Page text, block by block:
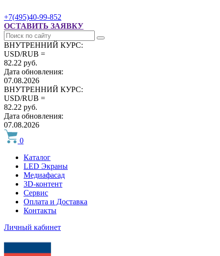
+7(495)40-99-852
ОСТАВИТЬ ЗАЯВКУ
ВНУТРЕННИЙ КУРС:
USD/RUB =
82.22 руб.
Дата обновления:
07.08.2026
ВНУТРЕННИЙ КУРС:
USD/RUB =
82.22 руб.
Дата обновления:
07.08.2026
0
Каталог
LED Экраны
Медиафасад
3D-контент
Сервис
Оплата и Доставка
Контакты
Личный кабинет